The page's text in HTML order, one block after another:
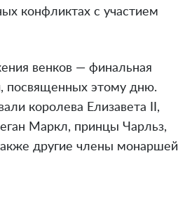
конфликтах с участием
венков — финальная
посвященных этому дню.
королева Елизавета II,
Маркл, принцы Чарльз,
другие члены монаршей